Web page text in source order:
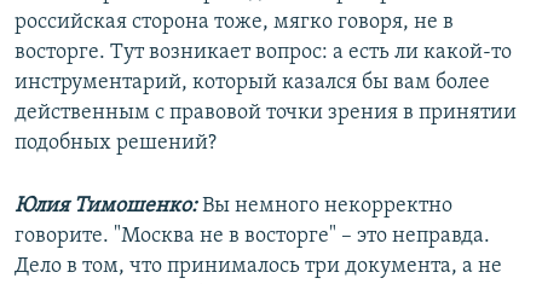
российская сторона тоже, мягко говоря, не в
восторге. Тут возникает вопрос: а есть ли какой-то
инструментарий, который казался бы вам более
действенным с правовой точки зрения в принятии
подобных решений?
Юлия Тимошенко:Вы немного некорректно
говорите. "Москва не в восторге" – это неправда.
Дело в том, что принималось три документа, а не